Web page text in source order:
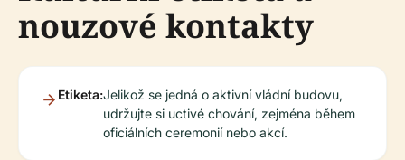
nouzové kontakty
Etiketa:Jelikož se jedná o aktivní vládní budovu,
udržujte si uctivé chování, zejména během
oficiálních ceremonií nebo akcí.